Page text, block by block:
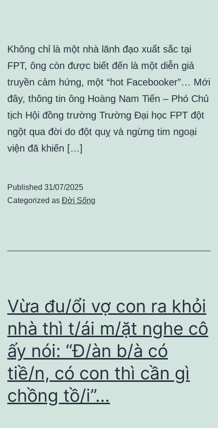
Không chỉ là một nhà lãnh đạo xuất sắc tại
FPT, ông còn được biết đến là một diễn giả
truyền cảm hứng, một “hot Facebooker”… Mới
đây, thông tin ông Hoàng Nam Tiến – Phó Chủ
tịch Hội đồng trường Trường Đại học FPT đột
ngột qua đời do đột quỵ và ngừng tim ngoại
viện đã khiến […]
Published 31/07/2025
Categorized as Đời Sống
Vừa đu/ổi vợ con ra khỏi
nhà thì t/ái m/ặt nghe cô
ấy nói: “Đ/àn b/à có
tiề/n, có con thì cần gì
chồng tồ/i”…